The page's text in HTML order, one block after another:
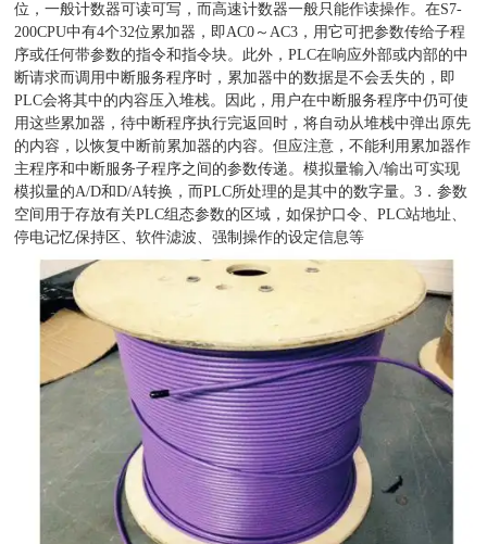
位，一般计数器可读可写，而高速计数器一般只能作读操作。在S7-
200CPU中有4个32位累加器，即AC0～AC3，用它可把参数传给子程
序或任何带参数的指令和指令块。此外，PLC在响应外部或内部的中
断请求而调用中断服务程序时，累加器中的数据是不会丢失的，即
PLC会将其中的内容压入堆栈。因此，用户在中断服务程序中仍可使
用这些累加器，待中断程序执行完返回时，将自动从堆栈中弹出原先
的内容，以恢复中断前累加器的内容。但应注意，不能利用累加器作
主程序和中断服务子程序之间的参数传递。模拟量输入/输出可实现
模拟量的A/D和D/A转换，而PLC所处理的是其中的数字量。3．参数
空间用于存放有关PLC组态参数的区域，如保护口令、PLC站地址、
停电记忆保持区、软件滤波、强制操作的设定信息等